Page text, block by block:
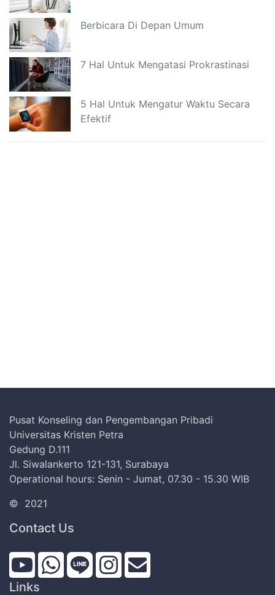
Berbicara Di Depan Umum
7 Hal Untuk Mengatasi Prokrastinasi
5 Hal Untuk Mengatur Waktu Secara
Efektif
Pusat Konseling dan Pengembangan Pribadi
Universitas Kristen Petra
Gedung D.111
Jl. Siwalankerto 121-131, Surabaya
Operational hours: Senin - Jumat, 07.30 - 15.30 WIB
© 2021
Contact Us
Links